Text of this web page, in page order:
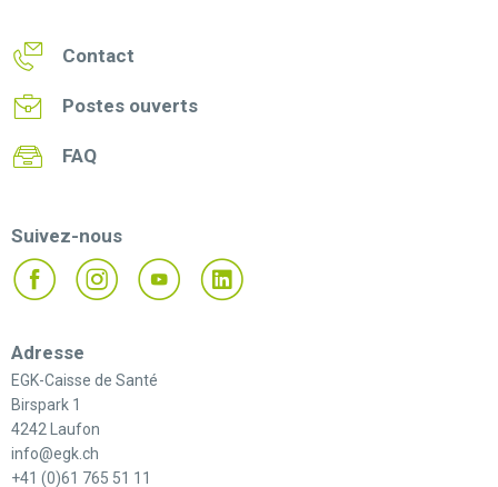
Contact
Postes ouverts
FAQ
Suivez-nous
Adresse
EGK-Caisse de Santé
Birspark 1
4242 Laufon
info@egk.ch
+41 (0)61 765 51 11